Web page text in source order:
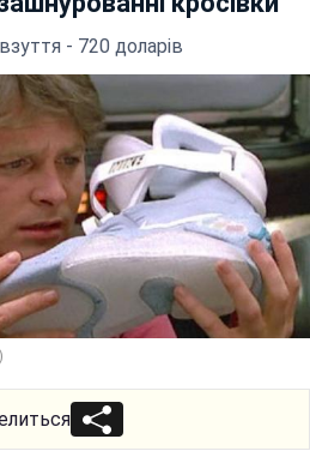
- 720 доларів